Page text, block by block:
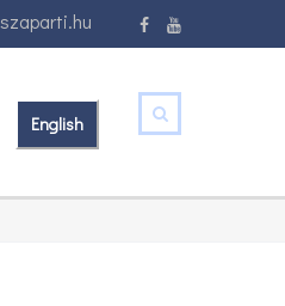
English